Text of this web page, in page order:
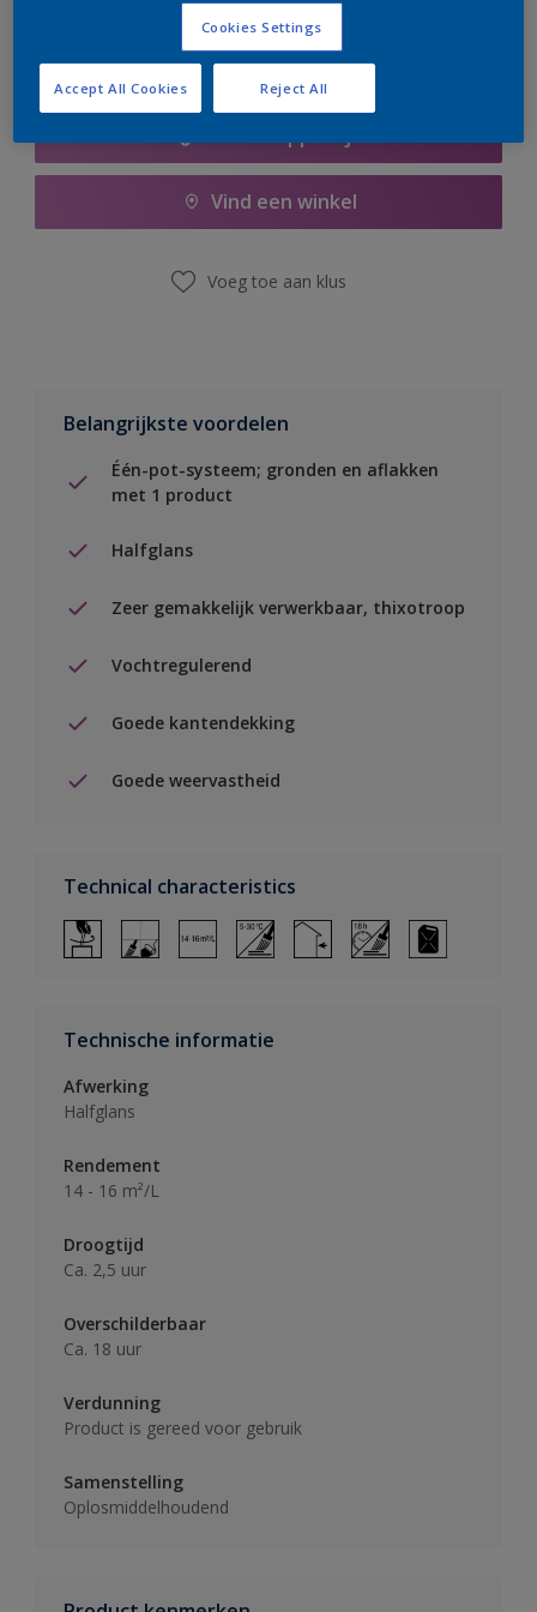
Vind een winkel
Voeg toe aan klus
Belangrijkste voordelen
Één-pot-systeem; gronden en aflakken
met 1 product
Halfglans
Zeer gemakkelijk verwerkbaar, thixotroop
Vochtregulerend
Goede kantendekking
Goede weervastheid
Technical characteristics
Technische informatie
Afwerking
Halfglans
Rendement
14 - 16 m²/L
Droogtijd
Ca. 2,5 uur
Overschilderbaar
Ca. 18 uur
Verdunning
Product is gereed voor gebruik
Samenstelling
Oplosmiddelhoudend
Cookies Settings
Reject All
Accept All Cookies